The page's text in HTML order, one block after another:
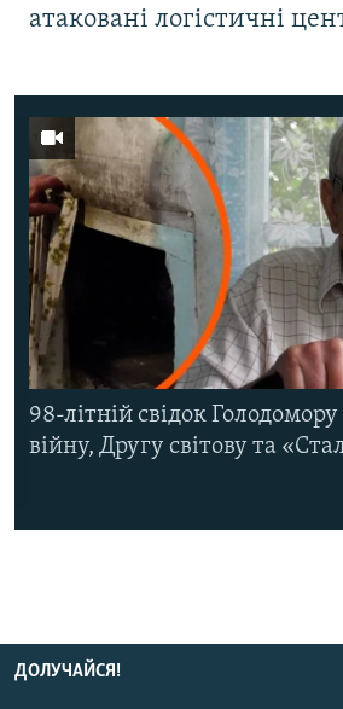
атаковані логістичні
98-літній свідок
війну, Другу світову та
ДОЛУЧАЙСЯ!